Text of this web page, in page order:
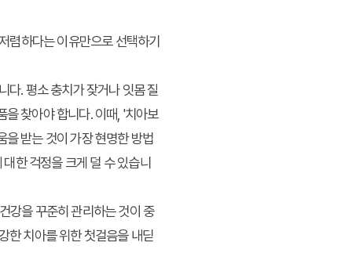
렴하다는 이유만으로 선택하기
다. 평소 충치가 잦거나 잇몸 질
을 찾아야 합니다. 이때, '치아보
받는 것이 가장 현명한 방법
한 걱정을 크게 덜 수 있습니
강을 꾸준히 관리하는 것이 중
한 치아를 위한 첫걸음을 내딛